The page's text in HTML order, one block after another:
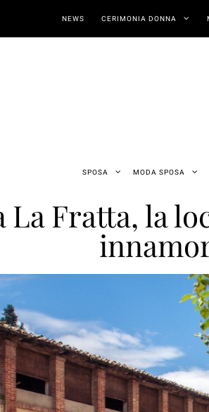
NEWS CERIMONIA DONNA
SPOSA MODA SPOSA
La Fratta, la